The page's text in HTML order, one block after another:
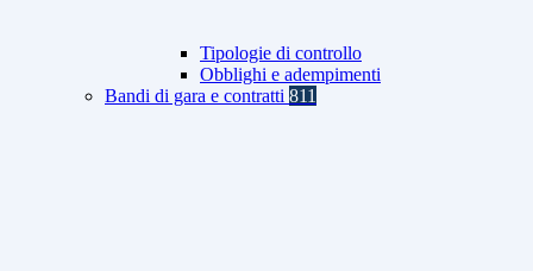
Tipologie di controllo
Obblighi e adempimenti
Bandi di gara e contratti 811